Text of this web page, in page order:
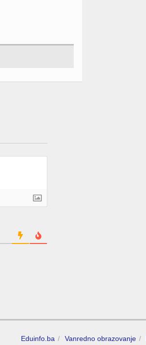
Eduinfo.ba Vanredno obrazovanje